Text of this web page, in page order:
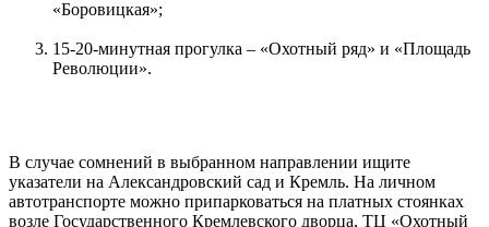
«Боровицкая»;
15-20-минутная прогулка – «Охотный ряд» и «Площадь
Революции».
В случае сомнений в выбранном направлении ищите
указатели на Александровский сад и Кремль. На личном
автотранспорте можно припарковаться на платных стоянках
возле Государственного Кремлевского дворца, ТЦ «Охотный